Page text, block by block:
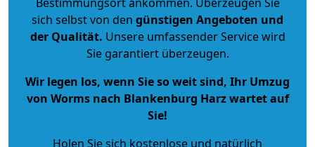
sich selbst von den günstigen Angeboten und
der Qualität. Unsere umfassender Service wird
Sie garantiert überzeugen.
Wir legen los, wenn Sie so weit sind, Ihr Umzug
von Worms nach Blankenburg Harz wartet auf
Sie!
Holen Sie sich kostenlose und natürlich